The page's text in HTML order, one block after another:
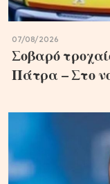
07/08/2026
Σοβαρό
Πάτρα – Στο